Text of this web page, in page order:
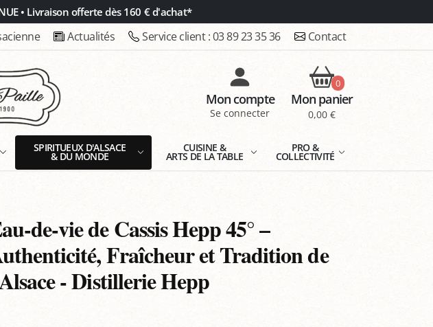
• Livraison offerte dès 160 € d'achat*
Actualités Service client :03 89 23 35 36 Contact
Mon compte
Se connecter
0
Mon panier
0,00 €
SPIRITUEUX D'ALSACE
& DU MONDE
CUISINE &
ARTS DE LA TABLE
PRO &
COLLECTIVITÉ
de-vie de Cassis Hepp 45° –
Fraîcheur et Tradition de
- Distillerie Hepp